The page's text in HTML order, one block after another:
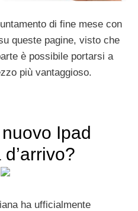
di fine mese con
queste pagine, visto che
è possibile portarsi a
più vantaggioso.
Ipad
ha ufficialmente